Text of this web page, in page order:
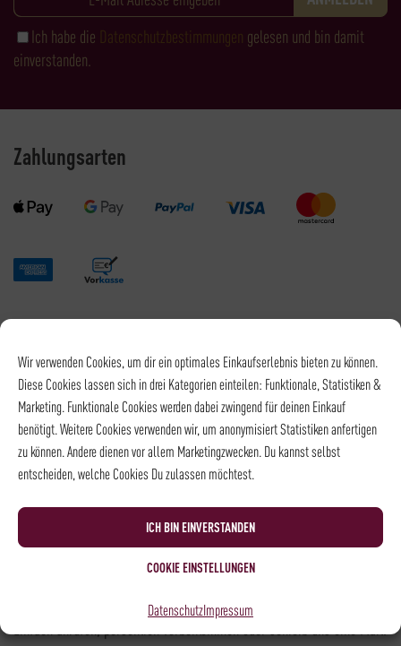
Wir verwenden Cookies, um dir ein optimales Einkaufserlebnis bieten zu können.
Diese Cookies lassen sich in drei Kategorien einteilen: Funktionale, Statistiken &
Marketing. Funktionale Cookies werden dabei zwingend für deinen Einkauf
benötigt. Weitere Cookies verwenden wir, um anonymisiert Statistiken anfertigen
zu können. Andere dienen vor allem Marketingzwecken. Du kannst selbst
entscheiden, welche Cookies Du zulassen möchtest.
ICH BIN EINVERSTANDEN
COOKIE EINSTELLUNGEN
DatenschutzImpressum
Ich habe die Datenschutzbestimmungen gelesen und bin damit
einverstanden.
Zahlungsarten
Versandkosten DHL: 6,5 €
Kostenloser Versand mit DHL ab: 55 €
* Alle Preise sind inkl. MwSt., zzgl.Versand
Kontakt